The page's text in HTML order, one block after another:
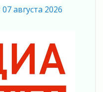
письменное
кошелька
августа 2026